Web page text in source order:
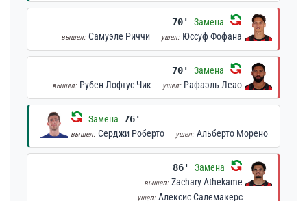
70' Замена
вышел: Самуэле Риччи ушел: Юссуф Фофана
70' Замена
вышел: Рубен Лофтус-Чик ушел: Рафаэль Леао
Замена 76'
вышел: Серджи Роберто ушел: Альберто Морено
86' Замена
вышел: Zachary Athekame
ушел: Алексис Салемакерс